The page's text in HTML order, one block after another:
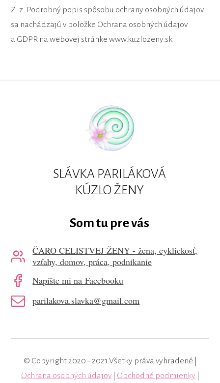
Z. z. Podrobný popis spôsobu ochrany osobných údajov
sa nachádzajú v položke Ochrana osobných údajov
a GDPR na webovej stránke www.kuzlozeny.sk
SLÁVKA PARILÁKOVÁ
KÚZLO ŽENY
Som tu pre vás
ČARO CELISTVEJ ŽENY - žena, cyklickosť,
vzťahy, domov, práca, podnikanie
Napíšte mi na Facebooku
parilakova.slavka@gmail.com
© Copyright 2020 - 2021 Všetky práva vyhradené |
Ochrana osobných údajov| Obchodné podmienky